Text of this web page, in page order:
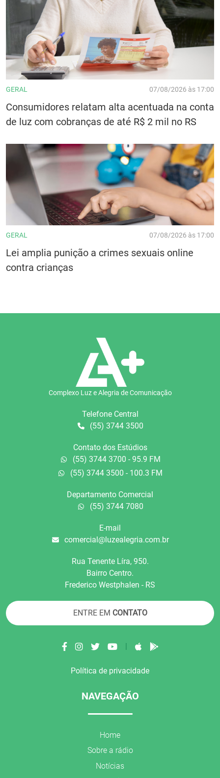
GERAL 07/08/2026 às 17:00
Consumidores relatam alta acentuada na conta
de luz com cobranças de até R$ 2 mil no RS
GERAL 07/08/2026 às 17:00
Lei amplia punição a crimes sexuais online
contra crianças
Complexo Luz e Alegria de Comunicação
Telefone Central
(55) 3744 3500
Contato dos Estúdios
(55) 3744 3700 - 95.9 FM
(55) 3744 3500 - 100.3 FM
Departamento Comercial
(55) 3744 7080
E-mail
comercial@luzealegria.com.br
Rua Tenente Líra, 950.
Bairro Centro.
Frederico Westphalen - RS
ENTRE EM CONTATO
Política de privacidade
NAVEGAÇÃO
Home
Sobre a rádio
Notícias